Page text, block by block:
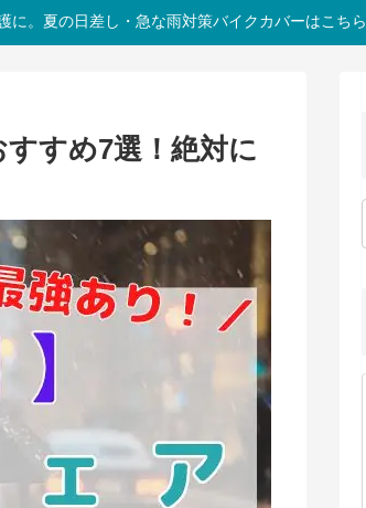
に。夏の日差し・急な雨対策バイクカバーはこちら
すすめ7選！絶対に